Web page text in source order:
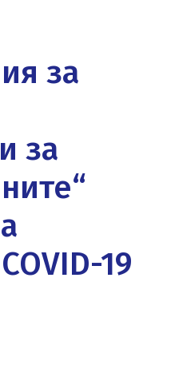
за
за
19